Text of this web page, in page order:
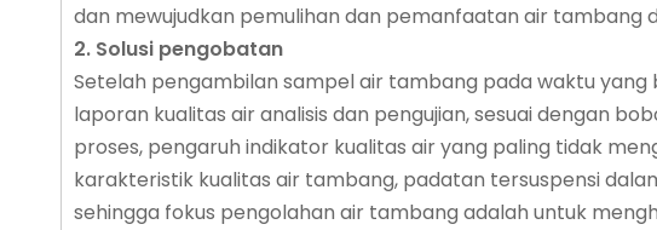
dan mewujudkan pemulihan dan pemanfaatan air tambang
2. Solusi pengobatan
Setelah pengambilan sampel air tambang pada waktu
laporan kualitas air analisis dan pengujian, sesuai dengan
proses, pengaruh indikator kualitas air yang paling tidak
karakteristik kualitas air tambang, padatan tersuspensi
sehingga fokus pengolahan air tambang adalah untuk